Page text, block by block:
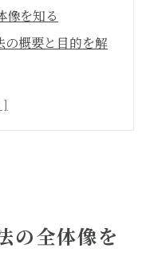
像を知る
の概要と目的を解
よくある疑問と基
の全体像を